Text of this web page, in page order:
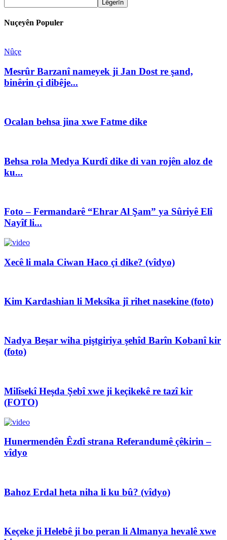
Nuçeyên Populer
Nûçe
Mesrûr Barzanî nameyek ji Jan Dost re şand,
binêrin çi dibêje...
Ocalan behsa jina xwe Fatme dike
Behsa rola Medya Kurdî dike di van rojên aloz de
ku...
Foto – Fermandarê “Ehrar Al Şam” ya Sûriyê Elî
Nayîf li...
Xecê li mala Ciwan Haco çi dike? (vîdyo)
Kim Kardashian li Meksîka jî rihet nasekine (foto)
Nadya Beşar wiha piştgiriya şehîd Barîn Kobanî kir
(foto)
Milîsekî Heşda Şebî xwe ji keçikekê re tazî kir
(FOTO)
Hunermendên Êzdî strana Referandumê çêkirin –
vîdyo
Bahoz Erdal heta niha li ku bû? (vîdyo)
Keçeke ji Helebê ji bo peran li Almanya hevalê xwe